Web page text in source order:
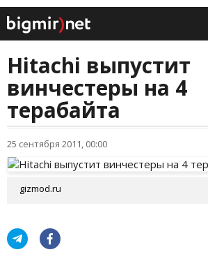
Hitachi выпустит
винчестеры на 4
терабайта
25 сентября 2011, 00:00
gizmod.ru